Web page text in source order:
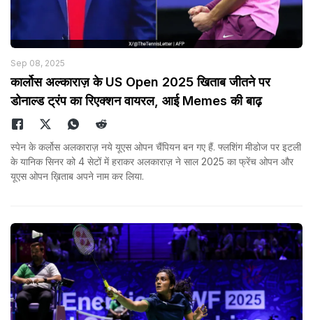
Sep 08, 2025
कार्लोस अल्काराज़ के US Open 2025 खिताब जीतने पर
डोनाल्ड ट्रंप का रिएक्शन वायरल, आई Memes की बाढ़
स्पेन के कर्लोस अलकाराज़ नये यूएस ओपन चैंपियन बन गए हैं. फ्लशिंग मीडोज पर इटली
के यानिक सिनर को 4 सेटों में हराकर अलकाराज़ ने साल 2025 का फ्रेंच ओपन और
यूएस ओपन ख़िताब अपने नाम कर लिया.